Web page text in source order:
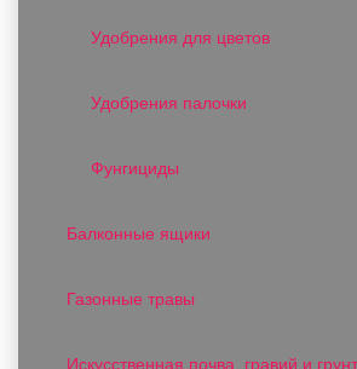
Удобрения для цветов
Удобрения палочки
Фунгициды
Балконные ящики
Газонные травы
Искусственная почва, гравий и грунт